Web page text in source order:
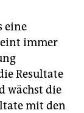
eine
immer
Resultate
wächst die
mit den